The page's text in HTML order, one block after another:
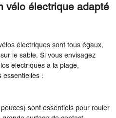
vélo électrique adapté
électriques sont tous égaux,
le sable. Si vous envisagez
électriques à la plage,
essentielles :
sont essentiels pour rouler